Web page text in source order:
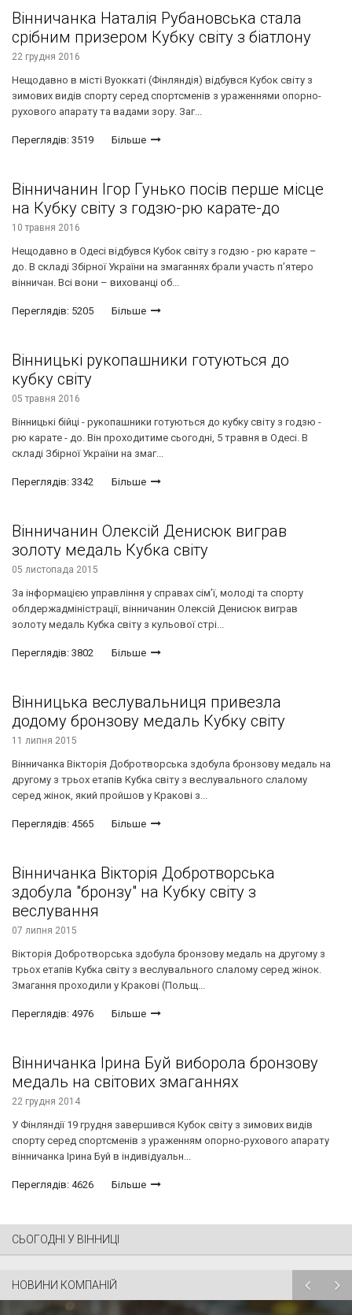
Вінничанка Наталія Рубановська стала
срібним призером Кубку світу з біатлону
22 грудня 2016
Нещодавно в місті Вуоккаті (Фінляндія) відбувся Кубок світу з
зимових видів спорту серед спортсменів з ураженнями опорно-
рухового апарату та вадами зору. Заг...
Переглядів: 3519 Більше
Вінничанин Ігор Гунько посів перше місце
на Кубку світу з годзю-рю карате-до
10 травня 2016
Нещодавно в Одесі відбувся Кубок світу з годзю - рю карате –
до. В складі Збірної України на змаганнях брали участь п’ятеро
вінничан. Всі вони – вихованці об...
Переглядів: 5205 Більше
Вінницькі рукопашники готуються до
кубку світу
05 травня 2016
Вінницькі бійці - рукопашники готуються до кубку світу з годзю -
рю карате - до. Він проходитиме сьогодні, 5 травня в Одесі. В
складі Збірної України на змаг...
Переглядів: 3342 Більше
Вінничанин Олексій Денисюк виграв
золоту медаль Кубка світу
05 листопада 2015
За інформацією управління у справах сім’ї, молоді та спорту
облдержадміністрації, вінничанин Олексій Денисюк виграв
золоту медаль Кубка світу з кульової стрі...
Переглядів: 3802 Більше
Вінницька веслувальниця привезла
додому бронзову медаль Кубку світу
11 липня 2015
Вінничанка Вікторія Добротворська здобула бронзову медаль на
другому з трьох етапів Кубка світу з веслувального слалому
серед жінок, який пройшов у Кракові з...
Переглядів: 4565 Більше
Вінничанка Вікторія Добротворська
здобула "бронзу" на Кубку світу з
веслування
07 липня 2015
Вікторія Добротворська здобула бронзову медаль на другому з
трьох етапів Кубка світу з веслувального слалому серед жінок.
Змагання проходили у Кракові (Польщ...
Переглядів: 4976 Більше
Вінничанка Ірина Буй виборола бронзову
медаль на світових змаганнях
22 грудня 2014
У Фінляндії 19 грудня завершився Кубок світу з зимових видів
спорту серед спортсменів з ураженням опорно-рухового апарату
вінничанка Ірина Буй в індивідуальн...
Переглядів: 4626 Більше
СЬОГОДНІ У ВІННИЦІ
НОВИНИ КОМПАНІЙ